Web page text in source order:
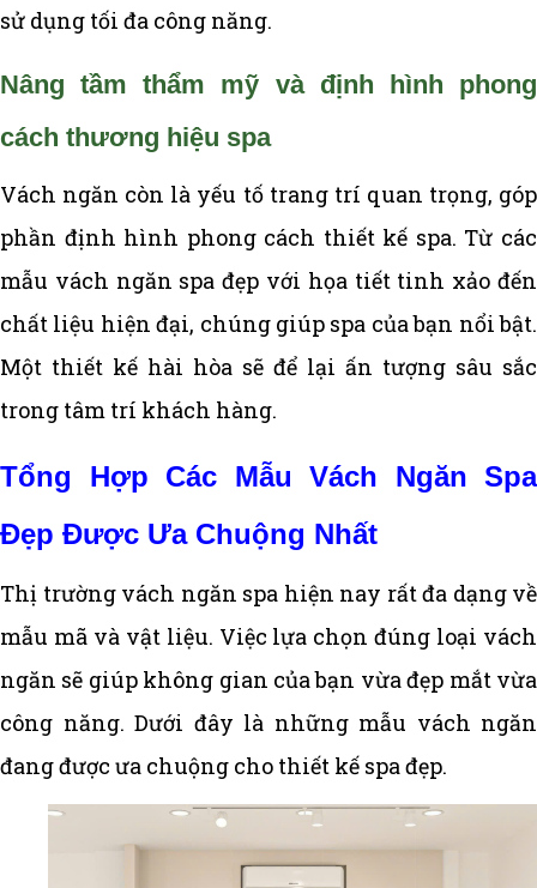
sử dụng tối đa công năng.
Nâng tầm thẩm mỹ và định hình phong
cách thương hiệu spa
Vách ngăn còn là yếu tố trang trí quan trọng, góp
phần định hình phong cách thiết kế spa. Từ các
mẫu vách ngăn spa đẹp với họa tiết tinh xảo đến
chất liệu hiện đại, chúng giúp spa của bạn nổi bật.
Một thiết kế hài hòa sẽ để lại ấn tượng sâu sắc
trong tâm trí khách hàng.
Tổng Hợp Các Mẫu Vách Ngăn Spa
Đẹp Được Ưa Chuộng Nhất
Thị trường vách ngăn spa hiện nay rất đa dạng về
mẫu mã và vật liệu. Việc lựa chọn đúng loại vách
ngăn sẽ giúp không gian của bạn vừa đẹp mắt vừa
công năng. Dưới đây là những mẫu vách ngăn
đang được ưa chuộng cho thiết kế spa đẹp.